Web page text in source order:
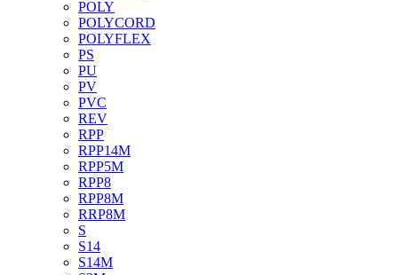
POLY
POLYCORD
POLYFLEX
PS
PU
PV
PVC
REV
RPP
RPP14M
RPP5M
RPP8
RPP8M
RRP8M
S
S14
S14M